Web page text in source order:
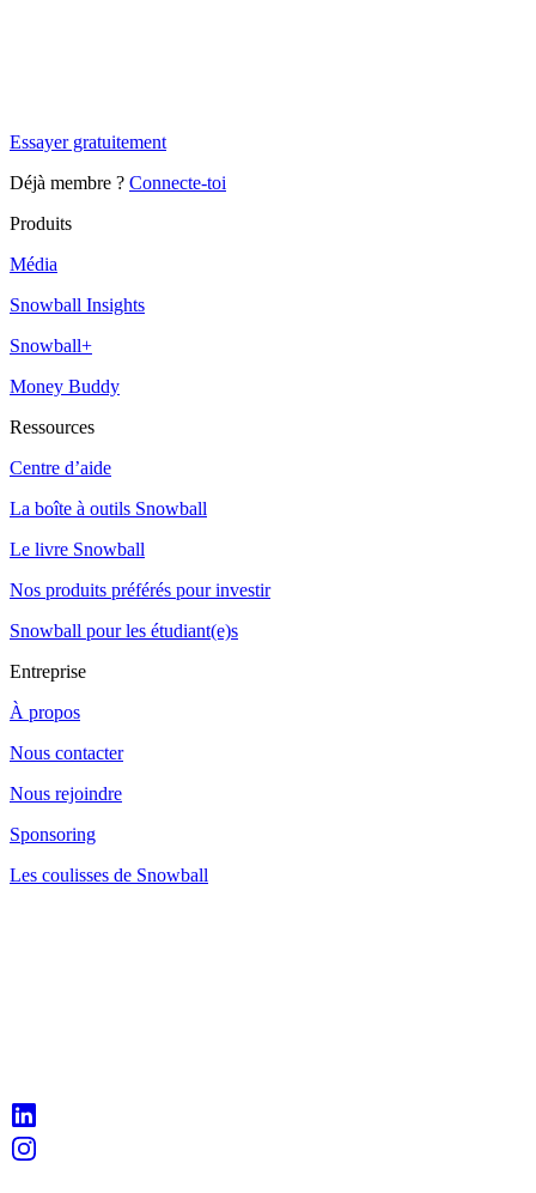
Essayer gratuitement
Déjà membre ? Connecte-toi
Produits
Média
Snowball Insights
Snowball+
Money Buddy
Ressources
Centre d’aide
La boîte à outils Snowball
Le livre Snowball
Nos produits préférés pour investir
Snowball pour les étudiant(e)s
Entreprise
À propos
Nous contacter
Nous rejoindre
Sponsoring
Les coulisses de Snowball